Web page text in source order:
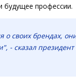
будущее профессии.
о своих брендах,
- сказал президент